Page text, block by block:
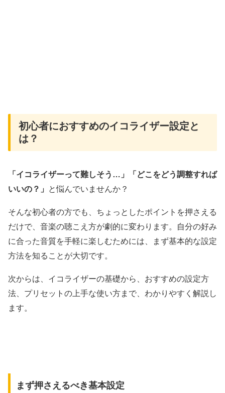
初心者におすすめのイコライザー設定と
は？
「イコライザーって難しそう…」「どこをどう調整すれば
いいの？」
と悩んでいませんか？
そんな初心者の方でも、ちょっとしたポイントを押さえる
だけで、音楽の聴こえ方が劇的に変わります。自分の好み
に合った音質を手軽に楽しむためには、まず基本的な設定
方法を知ることが大切です。
次からは、イコライザーの基礎から、おすすめの設定方
法、プリセットの上手な使い方まで、わかりやすく解説し
ます。
まず押さえるべき基本設定